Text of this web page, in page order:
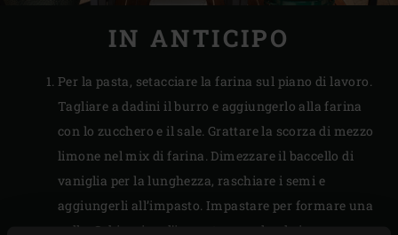
IN ANTICIPO
Per la pasta, setacciare la farina sul piano di lavoro.
Tagliare a dadini il burro e aggiungerlo alla farina
con lo zucchero e il sale. Grattare la scorza di mezzo
limone nel mix di farina. Dimezzare il baccello di
vaniglia per la lunghezza, raschiare i semi e
aggiungerli all’impasto. Impastare per formare una
palla. Schiacciare l’impasto, avvolgerlo in una